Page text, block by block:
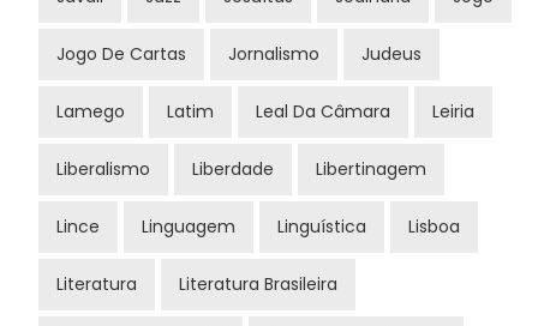
Jogo De Cartas Jornalismo Judeus
Lamego Latim Leal Da Câmara Leiria
Liberalismo Liberdade Libertinagem
Lince Linguagem Linguística Lisboa
Literatura Literatura Brasileira